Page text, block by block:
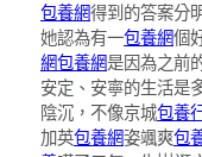
包養網得到的答案分
她認為有一包養網個
網包養網是因為之前
安定、安寧的生活是
陰沉，不像京城包養
加英包養網姿颯爽包